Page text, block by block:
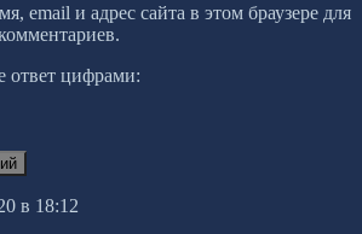
email и адрес сайта в этом браузере для
ответ цифрами:
в 18:12